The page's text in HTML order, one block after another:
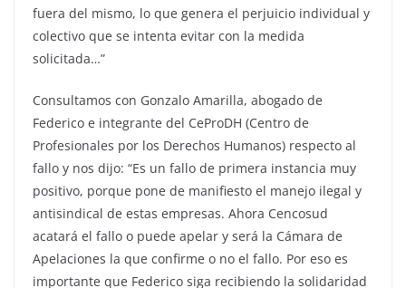
fuera del mismo, lo que genera el perjuicio individual y
colectivo que se intenta evitar con la medida
solicitada…”
Consultamos con Gonzalo Amarilla, abogado de
Federico e integrante del CeProDH (Centro de
Profesionales por los Derechos Humanos) respecto al
fallo y nos dijo: “Es un fallo de primera instancia muy
positivo, porque pone de manifiesto el manejo ilegal y
antisindical de estas empresas. Ahora Cencosud
acatará el fallo o puede apelar y será la Cámara de
Apelaciones la que confirme o no el fallo. Por eso es
importante que Federico siga recibiendo la solidaridad